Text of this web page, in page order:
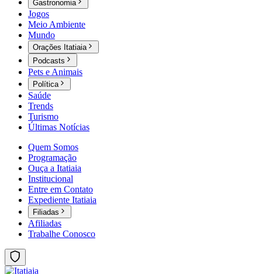
Gastronomia
Jogos
Meio Ambiente
Mundo
Orações Itatiaia
Podcasts
Pets e Animais
Política
Saúde
Trends
Turismo
Últimas Notícias
Quem Somos
Programação
Ouça a Itatiaia
Institucional
Entre em Contato
Expediente Itatiaia
Filiadas
Afiliadas
Trabalhe Conosco